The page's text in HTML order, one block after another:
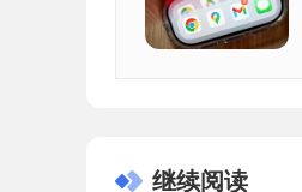
继续阅读